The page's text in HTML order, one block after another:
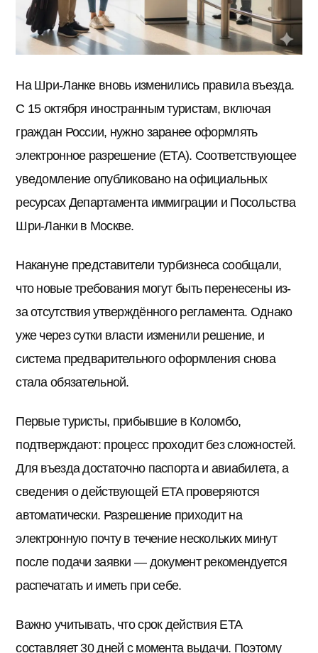
На Шри-Ланке вновь изменились правила въезда.
С 15 октября иностранным туристам, включая
граждан России, нужно заранее оформлять
электронное разрешение (ETA). Соответствующее
уведомление опубликовано на официальных
ресурсах Департамента иммиграции и Посольства
Шри-Ланки в Москве.
Накануне представители турбизнеса сообщали,
что новые требования могут быть перенесены из-
за отсутствия утверждённого регламента. Однако
уже через сутки власти изменили решение, и
система предварительного оформления снова
стала обязательной.
Первые туристы, прибывшие в Коломбо,
подтверждают: процесс проходит без сложностей.
Для въезда достаточно паспорта и авиабилета, а
сведения о действующей ETA проверяются
автоматически. Разрешение приходит на
электронную почту в течение нескольких минут
после подачи заявки — документ рекомендуется
распечатать и иметь при себе.
Важно учитывать, что срок действия ETA
составляет 30 дней с момента выдачи. Поэтому